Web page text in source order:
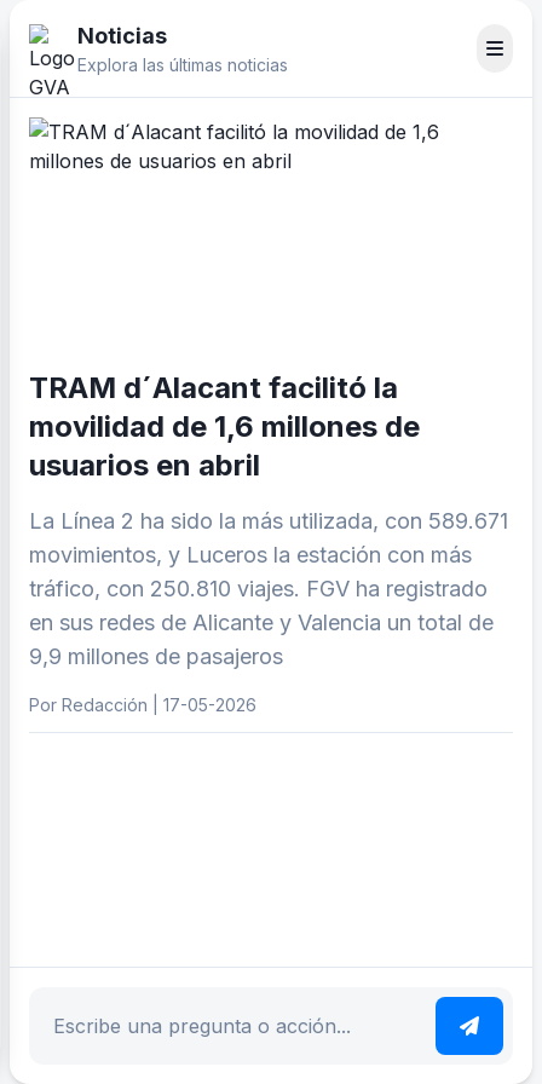
Noticias
Explora las últimas noticias
TRAM d´Alacant facilitó la
movilidad de 1,6 millones de
usuarios en abril
La Línea 2 ha sido la más utilizada, con 589.671
movimientos, y Luceros la estación con más
tráfico, con 250.810 viajes. FGV ha registrado
en sus redes de Alicante y Valencia un total de
9,9 millones de pasajeros
Por Redacción | 17-05-2026
Escribe tu pregunta